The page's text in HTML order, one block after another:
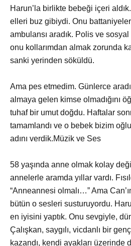
Harun’la birlikte bebeği içeri
elleri buz gibiydi. Onu battaniyelere
ambulansı aradık. Polis ve
onu kollarımdan almak zorunda
sanki yerinden söküldü.
Ama pes etmedim. Günlerce
almaya gelen kimse olmadığını
tuhaf bir umut doğdu. Haftalar
tamamlandı ve o bebek bizim
adını verdik.Müzik ve Ses
58 yaşında anne olmak kolay
annelerle aramda yıllar vardı.
“Anneannesi olmalı…” Ama
bütün o sesleri susturuyordu.
en iyisini yaptık. Onu sevgiyle,
Çalışkan, saygılı, vicdanlı bir
kazandı, kendi ayakları üzerinde